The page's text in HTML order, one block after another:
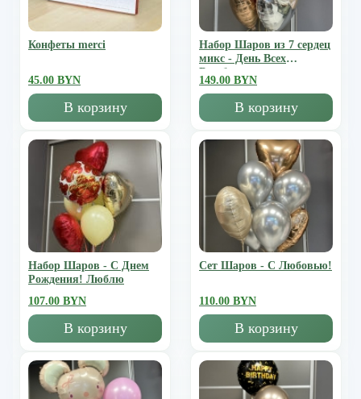
Конфеты merci
45.00 BYN
В корзину
Набор Шаров из 7 сердец
микс - День Всех
Влюбленных
149.00 BYN
В корзину
Набор Шаров - С Днем
Рождения! Люблю
107.00 BYN
В корзину
Сет Шаров - С Любовью!
110.00 BYN
В корзину